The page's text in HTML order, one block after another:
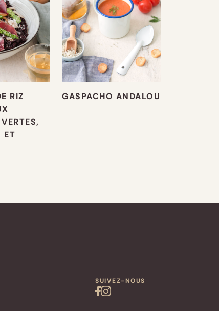
RIZ
ET
GASPACHO ANDALOU
SUIVEZ-NOUS